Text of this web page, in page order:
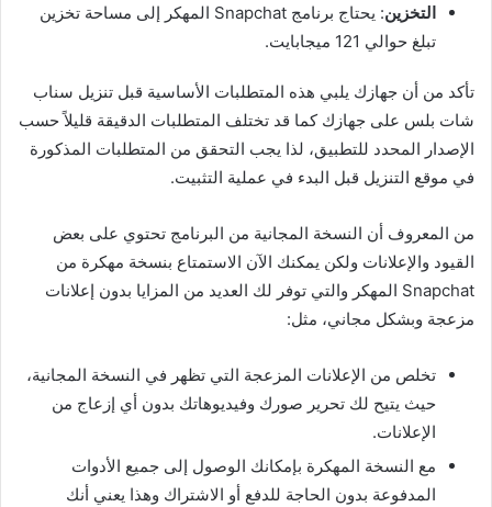
التخزين: يحتاج برنامج
المهكر إلى مساحة تخزين
تبلغ حوالي
ميجابايت.
تأكد من أن جهازك يلبي هذه المتطلبات الأساسية قبل تنزيل سناب
شات بلس على جهازك كما قد تختلف المتطلبات الدقيقة قليلاً حسب
الإصدار المحدد للتطبيق، لذا يجب التحقق من المتطلبات المذكورة
في موقع التنزيل قبل البدء في عملية التثبيت.
من المعروف أن النسخة المجانية من البرنامج تحتوي على بعض
القيود والإعلانات ولكن يمكنك الآن الاستمتاع بنسخة مهكرة من
Snapchat المهكر والتي توفر لك العديد من المزايا بدون إعلانات
مزعجة وبشكل مجاني، مثل:
تخلص من الإعلانات المزعجة التي تظهر في النسخة المجانية،
حيث يتيح لك تحرير صورك وفيديوهاتك بدون أي إزعاج من
الإعلانات.
مع النسخة المهكرة بإمكانك الوصول إلى جميع الأدوات
المدفوعة بدون الحاجة للدفع أو الاشتراك وهذا يعني أنك